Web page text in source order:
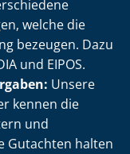
welche die
bezeugen. Dazu
und EIPOS.
Unsere
kennen die
und
Gutachten halten